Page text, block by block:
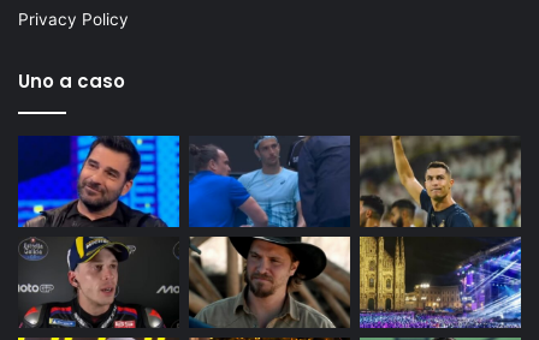
Privacy Policy
Uno a caso